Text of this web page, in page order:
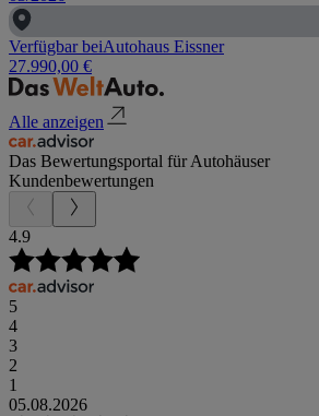
Verfügbar beiAutohaus Eissner
27.990,00 €
Alle anzeigen
Das Bewertungsportal für Autohäuser
Kundenbewertungen
4.9
5
4
3
2
1
05.08.2026